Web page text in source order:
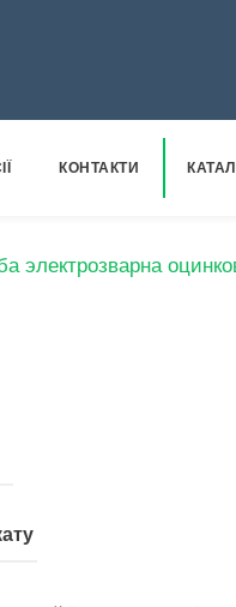
КОНТАКТИ
электрозварна